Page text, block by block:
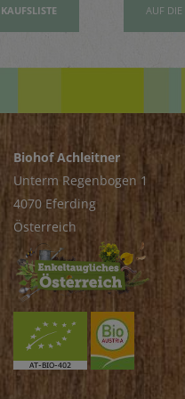
AUF DIE
Biohof Achleitner
Unterm Regenbogen 1
4070 Eferding
Österreich